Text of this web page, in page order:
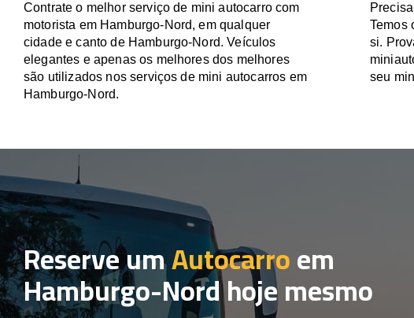
Contrate o melhor serviço de mini autocarro com
motorista em Hamburgo-Nord, em qualquer
cidade e canto de Hamburgo-Nord. Veículos
elegantes e apenas os melhores dos melhores
são utilizados nos serviços de mini autocarros em
Hamburgo-Nord.
Temos
si.
seu
Reserve umAutocarroem
Hamburgo-Nord hoje mesmo